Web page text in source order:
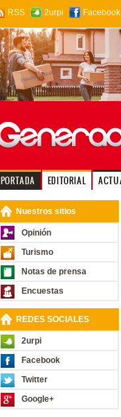
RSS 2urpi Facebook
PORTADA EDITORIAL
Nuestros sitios
Opinión
Turismo
Notas de prensa
Encuestas
REDES SOCIALES
2urpi
Facebook
Twitter
Google+